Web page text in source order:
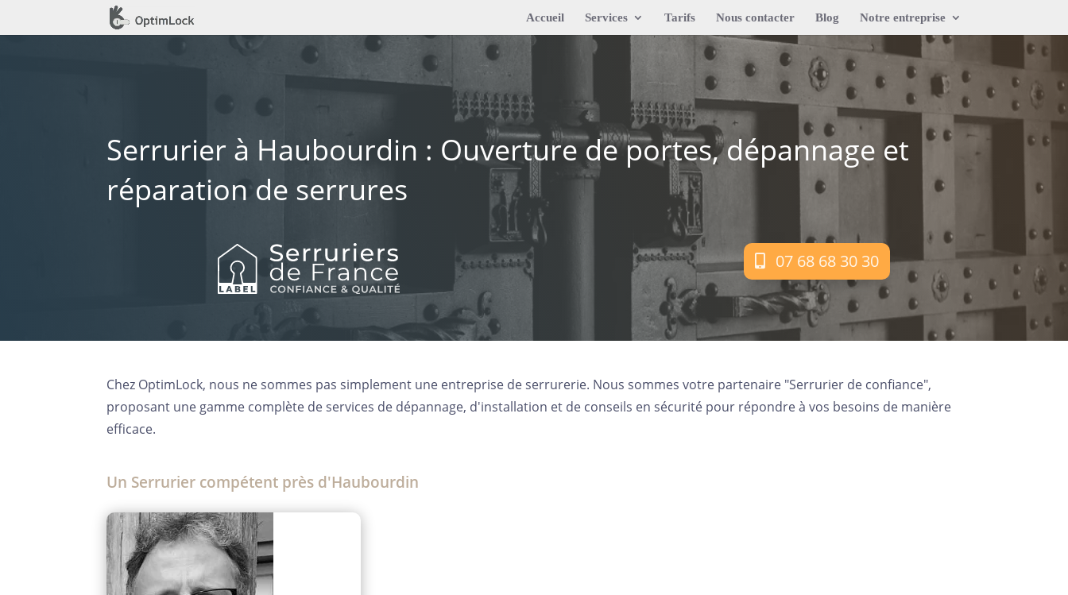
Accueil Services Tarifs Nous contacter Blog Notre entreprise
Serrurier à Haubourdin : Ouverture de portes, dépannage et
réparation de serrures
07 68 68 30 30
Chez OptimLock, nous ne sommes pas simplement une entreprise de serrurerie. Nous sommes votre partenaire "Serrurier de confiance",
proposant une gamme complète de services de dépannage, d'installation et de conseils en sécurité pour répondre à vos besoins de manière
efficace.
Un Serrurier compétent près d'Haubourdin